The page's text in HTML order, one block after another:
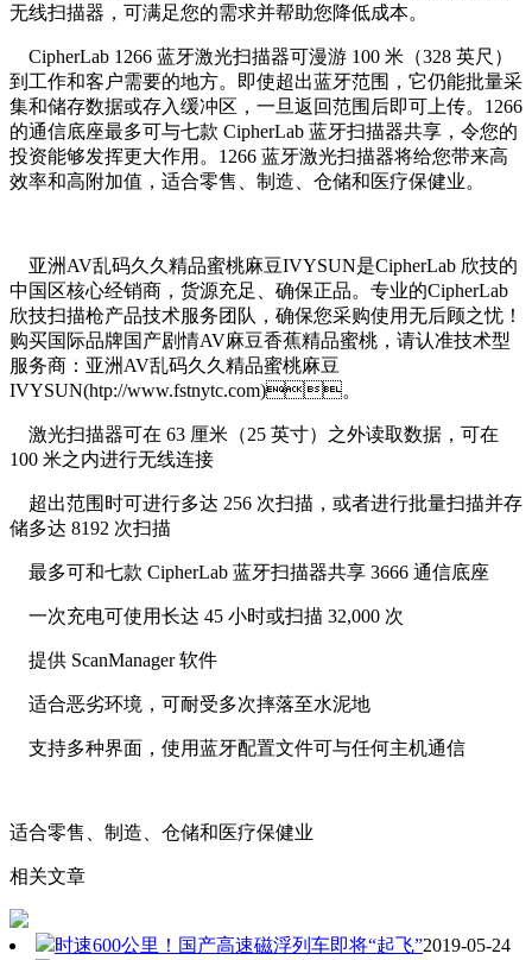
无线扫描器，可满足您的需求并帮助您降低成本。
CipherLab 1266 蓝牙激光扫描器可漫游 100 米（328 英尺）
到工作和客户需要的地方。即使超出蓝牙范围，它仍能批量采
集和储存数据或存入缓冲区，一旦返回范围后即可上传。1266
的通信底座最多可与七款 CipherLab 蓝牙扫描器共享，令您的
投资能够发挥更大作用。1266 蓝牙激光扫描器将给您带来高
效率和高附加值，适合零售、制造、仓储和医疗保健业。
亚洲AV乱码久久精品蜜桃麻豆IVYSUN是CipherLab 欣技的
中国区核心经销商，货源充足、确保正品。专业的CipherLab
欣技扫描枪产品技术服务团队，确保您采购使用无后顾之忧！
购买国际品牌国产剧情AV麻豆香蕉精品蜜桃，请认准技术型
服务商：亚洲AV乱码久久精品蜜桃麻豆
IVYSUN(htp://www.fstnytc.com)。
激光扫描器可在 63 厘米（25 英寸）之外读取数据，可在
100 米之内进行无线连接
超出范围时可进行多达 256 次扫描，或者进行批量扫描并存
储多达 8192 次扫描
最多可和七款 CipherLab 蓝牙扫描器共享 3666 通信底座
一次充电可使用长达 45 小时或扫描 32,000 次
提供 ScanManager 软件
适合恶劣环境，可耐受多次摔落至水泥地
支持多种界面，使用蓝牙配置文件可与任何主机通信
适合零售、制造、仓储和医疗保健业
相关文章
时速600公里！国产高速磁浮列车即将“起飞”2019-05-24